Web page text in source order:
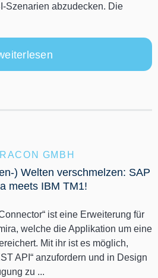
Szenarien abzudecken. Die
GMBH
) Welten verschmelzen: SAP
meets IBM TM1!
ist eine Erweiterung für
welche die Applikation um eine
Mit ihr ist es möglich,
API“ anzufordern und in Design
zu ...